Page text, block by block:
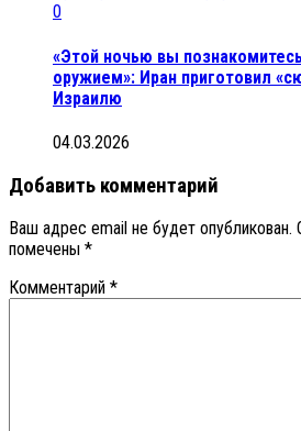
0
«Этой ночью вы
оружием»: Иран приготовил
Израилю
04.03.2026
Добавить комментарий
Ваш адрес email не будет опубликован.
помечены *
Комментарий *